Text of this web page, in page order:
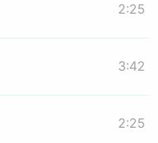
2:25
3:42
2:25